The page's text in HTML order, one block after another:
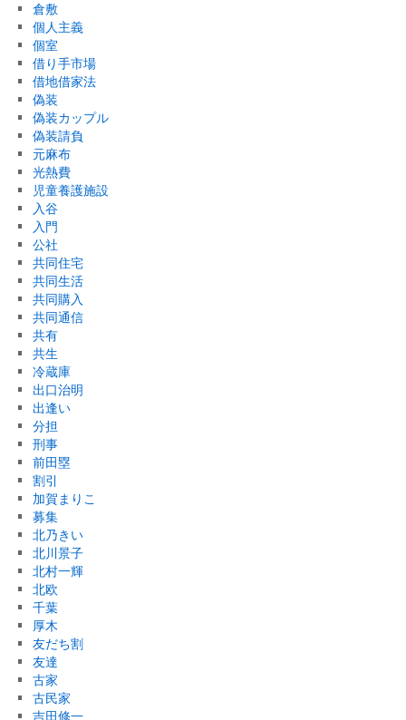
倉敷
個人主義
個室
借り手市場
借地借家法
偽装
偽装カップル
偽装請負
元麻布
光熱費
児童養護施設
入谷
入門
公社
共同住宅
共同生活
共同購入
共同通信
共有
共生
冷蔵庫
出口治明
出逢い
分担
刑事
前田塁
割引
加賀まりこ
募集
北乃きい
北川景子
北村一輝
北欧
千葉
厚木
友だち割
友達
古家
古民家
吉田修一